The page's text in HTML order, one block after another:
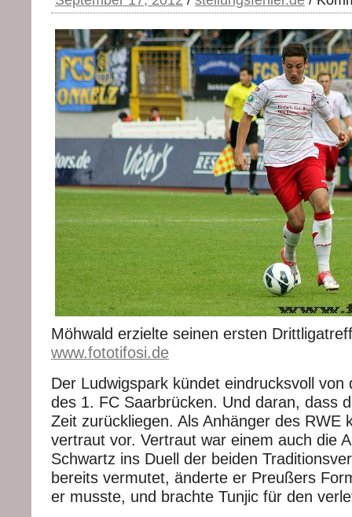
Möhwald erzielte seinen ersten
www.fototifosi.de
Der Ludwigspark kündet eindrucksvoll von
des 1. FC Saarbrücken. Und daran, dass
Zeit zurückliegen. Als Anhänger des RWE
vertraut vor. Vertraut war einem auch die
Schwartz ins Duell der beiden
bereits vermutet, änderte er Preußers
er musste, und brachte Tunjic für den